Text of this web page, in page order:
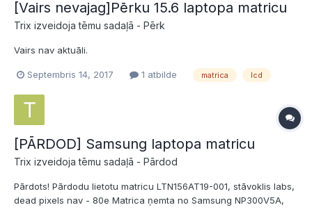
[Vairs nevajag]Pērku 15.6 laptopa matricu
Trix izveidoja tēmu sadaļā - Pērk
Vairs nav aktuāli.
Septembris 14, 2017 1 atbilde matrica lcd
[PĀRDOD] Samsung laptopa matricu
Trix izveidoja tēmu sadaļā - Pārdod
Pārdots! Pārdodu lietotu matricu LTN156AT19-001, stāvoklis labs,
dead pixels nav - 80e Matrica ņemta no Samsung NP300V5A,